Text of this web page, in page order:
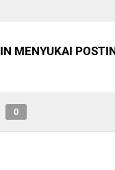
MENYUKAI
0